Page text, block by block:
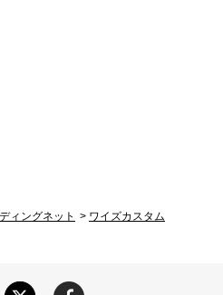
ィングネット > ワイズカスタム